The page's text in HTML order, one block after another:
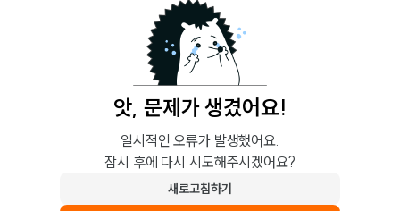
앗, 문제가 생겼어요!
일시적인 오류가 발생했어요.
잠시 후에 다시 시도해주시겠어요?
새로고침하기